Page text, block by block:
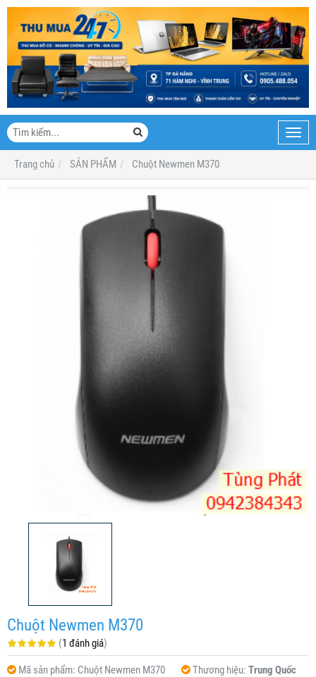
Trang chủ
SẢN PHẨM Chuột Newmen M370
Chuột Newmen M370
(1 đánh giá)
Mã sản phẩm: Chuột Newmen M370 Thương hiệu: Trung Quốc